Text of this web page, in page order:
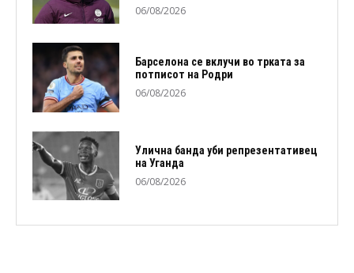
06/08/2026
Барселона се вклучи во трката за
потписот на Родри
06/08/2026
Улична банда уби репрезентативец
на Уганда
06/08/2026